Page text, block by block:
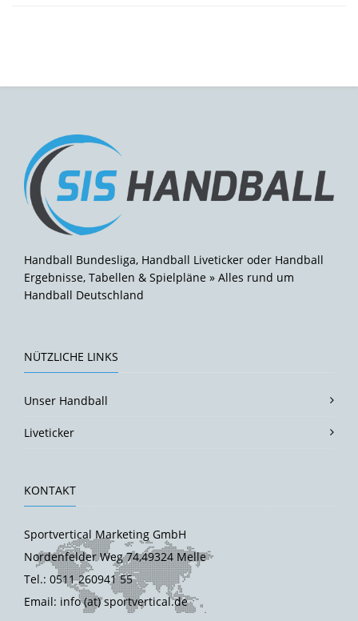
Handball Bundesliga, Handball Liveticker oder Handball
Ergebnisse, Tabellen & Spielpläne » Alles rund um
Handball Deutschland
NÜTZLICHE LINKS
Unser Handball
Liveticker
KONTAKT
Sportvertical Marketing GmbH
Nordenfelder Weg 74,49324 Melle
Tel.: 0511 260941 55
Email: info (at) sportvertical.de